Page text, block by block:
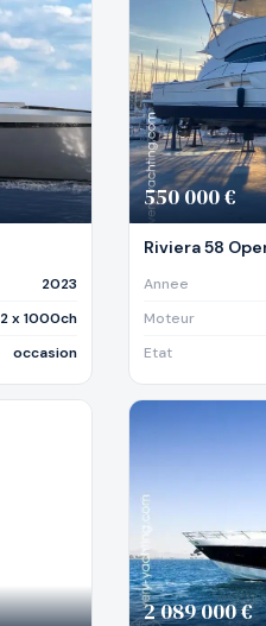
2023
2 x 1000ch
occasion
550 000 €
Riviera 58
Annee
Moteur
Etat
2 089 000 €